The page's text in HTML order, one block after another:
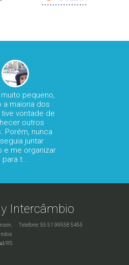
pequeno,
a maioria dos
tive vontade de
outros
Porém, nunca
juntar
e me organizar
para t...
Intercâmbio
Telefone: 55 51 99558 5455
/RS